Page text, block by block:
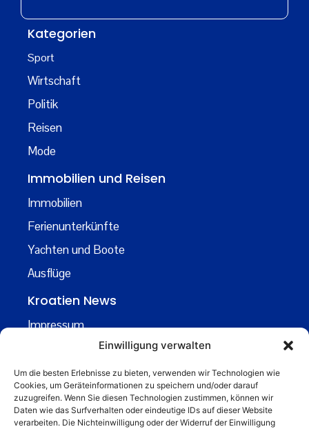
Einwilligung verwalten
Um die besten Erlebnisse zu bieten, verwenden wir Technologien wie
Cookies, um Geräteinformationen zu speichern und/oder darauf
zuzugreifen. Wenn Sie diesen Technologien zustimmen, können wir
Daten wie das Surfverhalten oder eindeutige IDs auf dieser Website
verarbeiten. Die Nichteinwilligung oder der Widerruf der Einwilligung
Kategorien
Sport
Wirtschaft
Politik
Reisen
Mode
Immobilien und Reisen
Immobilien
Ferienunterkünfte
Yachten und Boote
Ausflüge
Kroatien News
Impressum
Kontakt
Über uns
Business